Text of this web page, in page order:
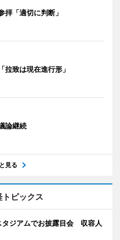
拝「適切に判断」
拉致は現在進行形」
論継続
見る
トピックス
タジアムでお披露目会 収容人